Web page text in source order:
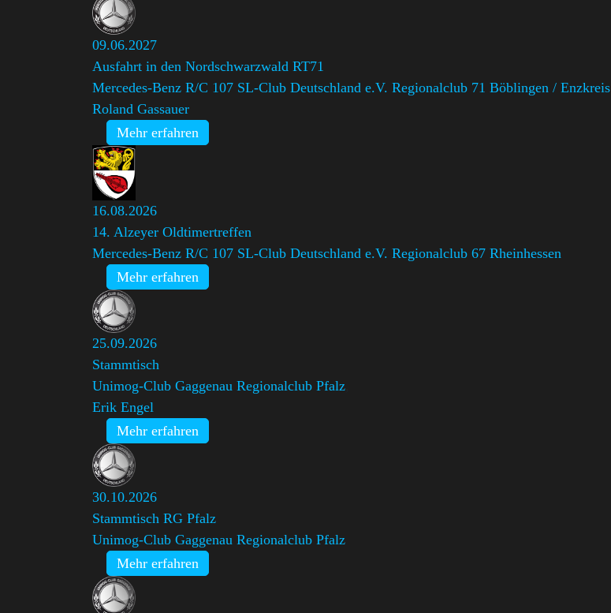
09.06.2027
Ausfahrt in den Nordschwarzwald RT71
Mercedes-Benz R/C 107 SL-Club Deutschland e.V. Regionalclub 71 Böblingen / Enzkreis
Roland Gassauer
Mehr erfahren
16.08.2026
14. Alzeyer Oldtimertreffen
Mercedes-Benz R/C 107 SL-Club Deutschland e.V. Regionalclub 67 Rheinhessen
Mehr erfahren
25.09.2026
Stammtisch
Unimog-Club Gaggenau Regionalclub Pfalz
Erik Engel
Mehr erfahren
30.10.2026
Stammtisch RG Pfalz
Unimog-Club Gaggenau Regionalclub Pfalz
Mehr erfahren